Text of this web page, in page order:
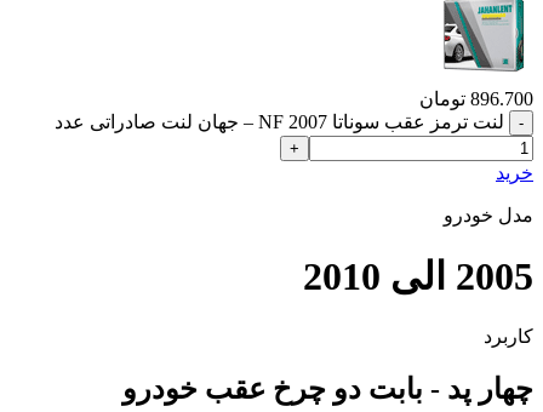
896.700 تومان
لنت ترمز عقب سوناتا 2007 NF – جهان لنت صادراتی عدد
خرید
مدل خودرو
2005 الی 2010
کاربرد
چهار پد - بابت دو چرخ عقب خودرو